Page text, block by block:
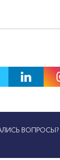
ВОПРОСЫ?